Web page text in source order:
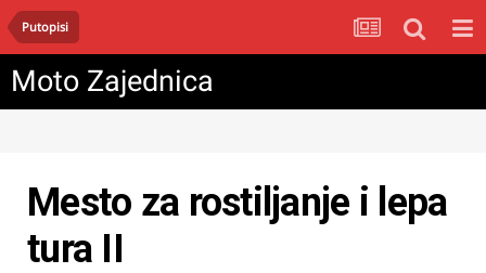
Putopisi
Moto Zajednica
Mesto za rostiljanje i lepa
tura II